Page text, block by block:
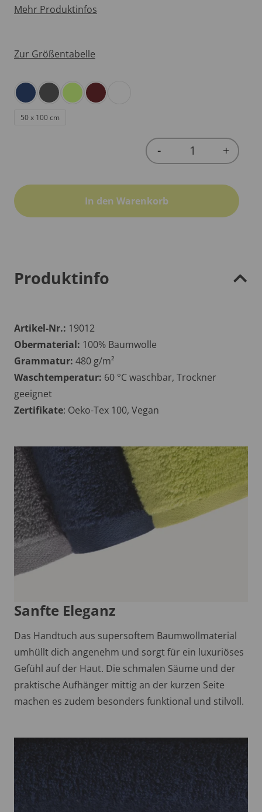
Mehr Produktinfos
Zur Größentabelle
50 x 100 cm
Quantity
- +
In den Warenkorb
Produktinfo
Artikel-Nr.: 19012
Obermaterial: 100% Baumwolle
Grammatur: 480 g/m²
Waschtemperatur: 60 °C waschbar, Trockner
geeignet
Zertifikate: Oeko-Tex 100, Vegan
Sanfte Eleganz
Das Handtuch aus supersoftem Baumwollmaterial
umhüllt dich angenehm und sorgt für ein luxuriöses
Gefühl auf der Haut. Die schmalen Säume und der
praktische Aufhänger mittig an der kurzen Seite
machen es zudem besonders funktional und stilvoll.